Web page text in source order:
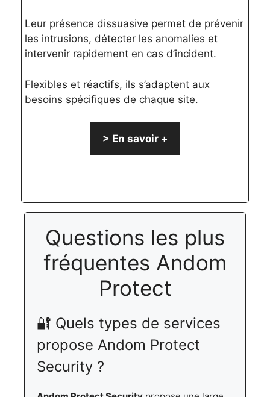
Leur présence dissuasive permet de prévenir
les intrusions, détecter les anomalies et
intervenir rapidement en cas d’incident.
Flexibles et réactifs, ils s’adaptent aux
besoins spécifiques de chaque site.
> En savoir +
Questions les plus
fréquentes Andom
Protect
🔐 Quels types de services
propose Andom Protect
Security ?